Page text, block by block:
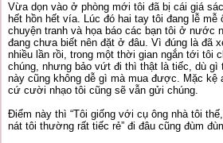
Vừa dọn vào ở phòng mới tôi đã bị cái giá
hết hồn hết vía. Lúc đó hai tay tôi đang lễ
chuyện tranh và họa báo các bạn tôi ở nước
đang chưa biết nên đặt ở đâu. Vì đúng là đã
nhiều lần rồi, trong một thời gian ngắn tới tôi
chúng, nhưng bảo vứt đi thì thật là tiếc, dù gì
này cũng không dễ gì mà mua được. Mặc kệ
cứ cười nhạo tôi cũng sẽ vẫn gửi chúng.
Điểm này thì “Tôi giống với cụ ông nhà tôi
nát tôi thường rất tiếc rẻ” đi đâu cũng đùm